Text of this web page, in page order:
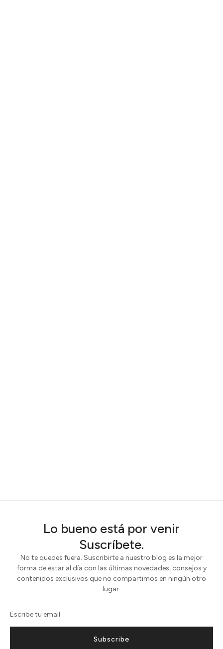
Lo bueno está por venir
Suscríbete.
No te quedes fuera. Suscribirte a nuestro blog es la mejor
forma de estar al día con las últimas novedades, consejos y
contenidos exclusivos que no compartimos en ningún otro
lugar.
Subscribe